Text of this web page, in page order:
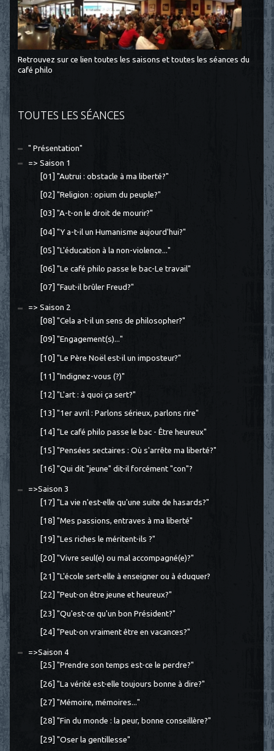
Retrouvez sur ce lien toutes les saisons et toutes les séances du
café philo
TOUTES LES SÉANCES
" Présentation"
=> Saison 1
[01] "Autrui : obstacle à ma liberté?"
[02] "Religion : opium du peuple?"
[03] "A-t-on le droit de mourir?"
[04] "Y a-t-il un Humanisme aujourd'hui?"
[05] "L'éducation à la non-violence..."
[06] "Le café philo passe le bac-Le travail"
[07] "Faut-il brûler Freud?"
=> Saison 2
[08] "Cela a-t-il un sens de philosopher?"
[09] "Engagement(s)..."
[10] "Le Père Noël est-il un imposteur?"
[11] "Indignez-vous (?)"
[12] "L'art : à quoi ça sert?"
[13] "1er avril : Parlons sérieux, parlons rire"
[14] "Le café philo passe le bac - Être heureux"
[15] "Pensées sectaires : Où s'arrête ma liberté?"
[16] "Qui dit "jeune" dit-il forcément "con"?
=>Saison 3
[17] "La vie n'est-elle qu'une suite de hasards?"
[18] "Mes passions, entraves à ma liberté"
[19] "Les riches le méritent-ils ?"
[20] "Vivre seul(e) ou mal accompagné(e)?"
[21] "L'école sert-elle à enseigner ou à éduquer?
[22] "Peut-on être jeune et heureux?"
[23] "Qu'est-ce qu'un bon Président?"
[24] "Peut-on vraiment être en vacances?"
=>Saison 4
[25] "Prendre son temps est-ce le perdre?"
[26] "La vérité est-elle toujours bonne à dire?"
[27] "Mémoire, mémoires..."
[28] "Fin du monde : la peur, bonne conseillère?"
[29] "Oser la gentillesse"